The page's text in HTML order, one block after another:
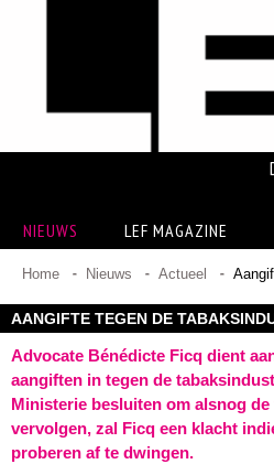
NIEUWS LEF MAGAZINE
Home Nieuws Actueel
AANGIFTE TEGEN DE
Advocate Bénédicte Ficq dient
aangiften in tegen de
Ministerie besluiten om alsnog
vervolgen, zal Ficq een klacht
proberen af te dwingen.